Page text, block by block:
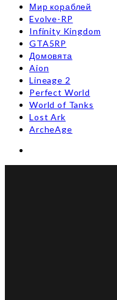
Мир кораблей
Evolve-RP
Infinity Kingdom
GTA5RP
Домовята
Aion
Lineage 2
Perfect World
World of Tanks
Lost Ark
ArcheAge